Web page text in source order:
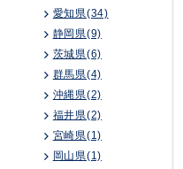
愛知県(34)
静岡県(9)
茨城県(6)
群馬県(4)
沖縄県(2)
福井県(2)
宮崎県(1)
岡山県(1)